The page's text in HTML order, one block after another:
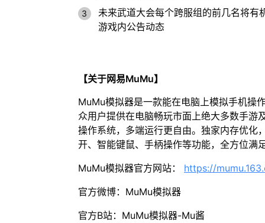
未来武道大会每个跨服组的前几名将
游戏内公告动态
【关于网易MuMu】
MuMu模拟器是一款能在电脑上模拟手机操
众用户提供在电脑畅玩市面上绝大多数手
操作系统，多端运行更自由。独家内存优
开、智能键鼠、手柄操作等功能，全方位满
MuMu模拟器官方网站： https://
官方微博：MuMu模拟器
官方B站：MuMu模拟器-Mu酱